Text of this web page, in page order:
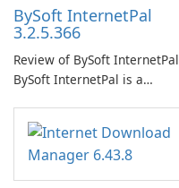
BySoft InternetPal
3.2.5.366
Review of BySoft InternetPal
BySoft InternetPal is a
application designed to
monitor your internet
connection and provide real-
time insights into its